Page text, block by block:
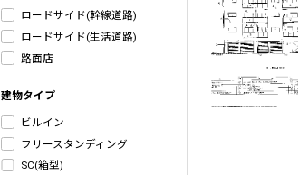
ロードサイド(幹線道路)
ロードサイド(生活道路)
路面店
建物タイプ
ビルイン
フリースタンディング
SC(箱型)